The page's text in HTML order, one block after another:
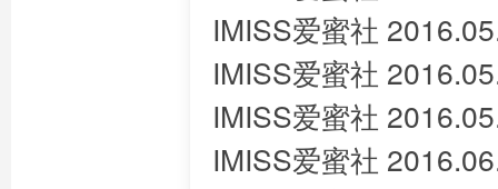
IMISS爱蜜社
IMISS爱蜜社
IMISS爱蜜社
IMISS爱蜜社